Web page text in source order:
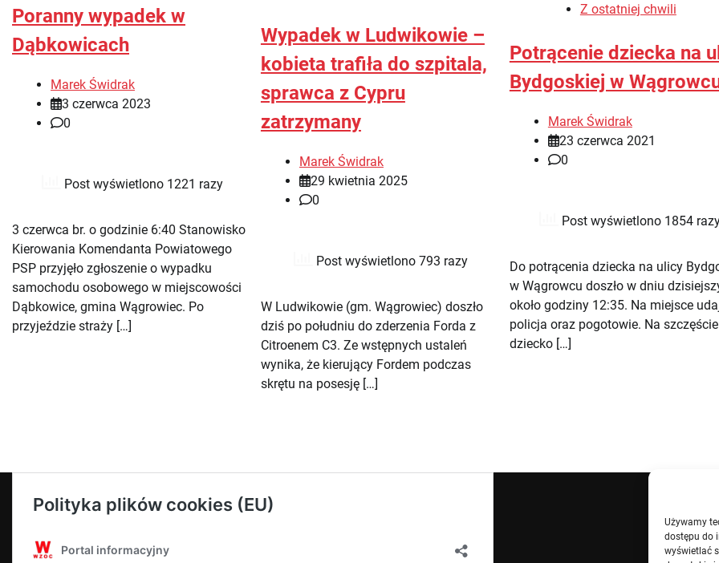
Używamy
dostępu do
wyświetlać
Poranny wypadek w
Dąbkowicach
Marek Świdrak
3 czerwca 2023
0
Post wyświetlono 1221 razy
3 czerwca br. o godzinie 6:40 Stanowisko
Kierowania Komendanta Powiatowego
PSP przyjęło zgłoszenie o wypadku
samochodu osobowego w miejscowości
Dąbkowice, gmina Wągrowiec. Po
przyjeździe straży […]
Wypadek w Ludwikowie –
kobieta trafiła do szpitala,
sprawca z Cypru
zatrzymany
Marek Świdrak
29 kwietnia 2025
0
Post wyświetlono 793 razy
W Ludwikowie (gm. Wągrowiec) doszło
dziś po południu do zderzenia Forda z
Citroenem C3. Ze wstępnych ustaleń
wynika, że kierujący Fordem podczas
skrętu na posesję […]
Z ostatniej chwili
Potrącenie dziecka na
Bydgoskiej w
Marek Świdrak
23 czerwca 2021
0
Post wyświetlono 1854
Do potrącenia dziecka na ulicy
w Wągrowcu doszło w dniu
około godziny 12:35. Na miejsce
policja oraz pogotowie. Na szczęście
dziecko […]